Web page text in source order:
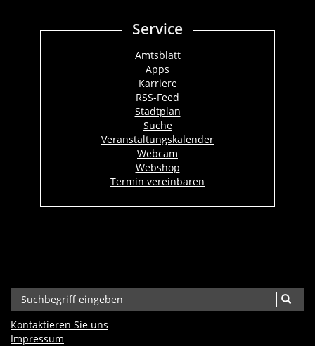
Service
Amtsblatt
Apps
Karriere
RSS-Feed
Stadtplan
Suche
Veranstaltungskalender
Webcam
Webshop
Termin vereinbaren
Kontaktieren Sie uns
Impressum